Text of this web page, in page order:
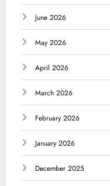
June 2026
May 2026
April 2026
March 2026
February 2026
January 2026
December 2025